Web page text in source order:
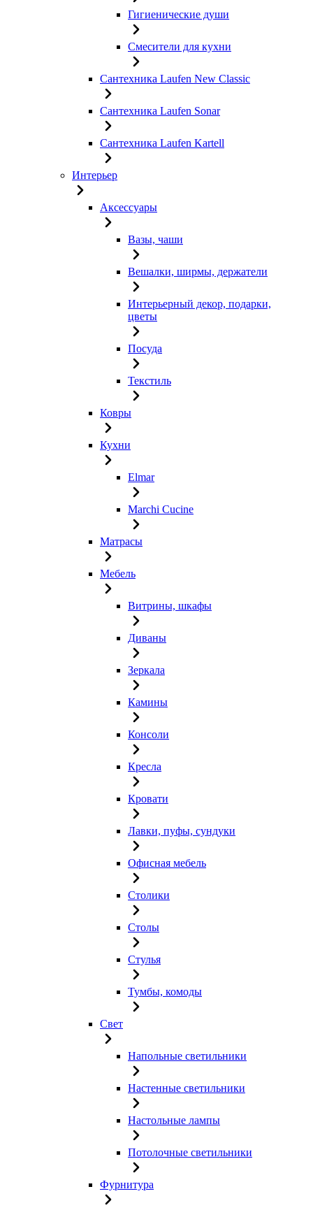
Гигиенические души
Смесители для кухни
Сантехника Laufen New Classic
Сантехника Laufen Sonar
Сантехника Laufen Kartell
Интерьер
Аксессуары
Вазы, чаши
Вешалки, ширмы, держатели
Интерьерный декор, подарки,
цветы
Посуда
Текстиль
Ковры
Кухни
Elmar
Marchi Cucine
Матрасы
Мебель
Витрины, шкафы
Диваны
Зеркала
Камины
Консоли
Кресла
Кровати
Лавки, пуфы, сундуки
Офисная мебель
Столики
Столы
Стулья
Тумбы, комоды
Свет
Напольные светильники
Настенные светильники
Настольные лампы
Потолочные светильники
Фурнитура